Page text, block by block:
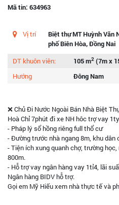
Mã tin: 634963
Vị trí
Biệt thự MT Huỳnh Văn
phố Biên Hòa, Đồng Nai
DT khuôn viên:
105 m2 (7m x
Hướng
Đông Nam
❌ Chủ Đi Nước Ngoài Bán Nhà Biệt
Hoà Chỉ 7phút đi xe NH hôc trợ vay
- Pháp lý sổ hồng riêng full thổ cư
- Đường trước nhà ngang 8m, khu dân
- Tiện ích xung quanh chợ, trường
800m.
- Hỗ trợ vay ngân hàng vay 1tỉ4, lãi
Ngân hàng BIDV hỗ trợ.
Gọi em Mỹ Hiếu xem nhà thực tế và